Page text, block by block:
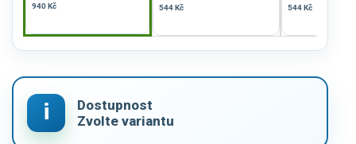
940 Kč 544 Kč 544 Kč